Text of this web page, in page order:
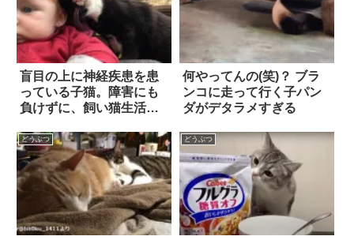
盲目の上に神経疾患を患
っている子猫。障害にも
負けずに、飼い猫生活を
何やってんの(笑)？ ブラ
ンコに走って行く子パン
ダがデタラメすぎる
どうぶつ どうぶつ